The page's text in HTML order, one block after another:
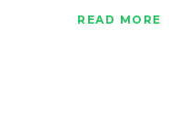
READ MORE